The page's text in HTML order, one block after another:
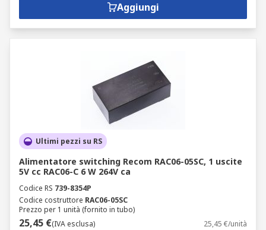
Aggiungi
Ultimi pezzi su RS
Alimentatore switching Recom RAC06-05SC, 1 uscite
5V cc RAC06-C 6 W 264V ca
Codice RS 739-8354P
Codice costruttore RAC06-05SC
Prezzo per 1 unità (fornito in tubo)
25,45 €(IVA esclusa) 25,45 €/unità